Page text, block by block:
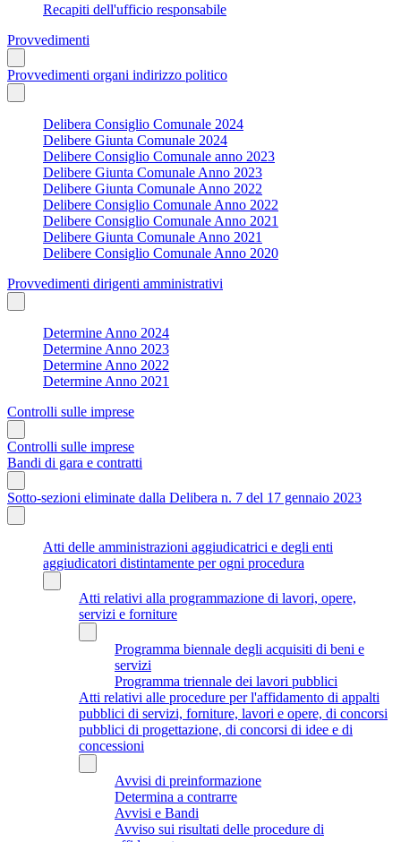
Recapiti dell'ufficio responsabile
Provvedimenti
Provvedimenti organi indirizzo politico
Delibera Consiglio Comunale 2024
Delibere Giunta Comunale 2024
Delibere Consiglio Comunale anno 2023
Delibere Giunta Comunale Anno 2023
Delibere Giunta Comunale Anno 2022
Delibere Consiglio Comunale Anno 2022
Delibere Consiglio Comunale Anno 2021
Delibere Giunta Comunale Anno 2021
Delibere Consiglio Comunale Anno 2020
Provvedimenti dirigenti amministrativi
Determine Anno 2024
Determine Anno 2023
Determine Anno 2022
Determine Anno 2021
Controlli sulle imprese
Controlli sulle imprese
Bandi di gara e contratti
Sotto-sezioni eliminate dalla Delibera n. 7 del 17 gennaio 2023
Atti delle amministrazioni aggiudicatrici e degli enti
aggiudicatori distintamente per ogni procedura
Atti relativi alla programmazione di lavori, opere,
servizi e forniture
Programma biennale degli acquisiti di beni e
servizi
Programma triennale dei lavori pubblici
Atti relativi alle procedure per l'affidamento di appalti
pubblici di servizi, forniture, lavori e opere, di concorsi
pubblici di progettazione, di concorsi di idee e di
concessioni
Avvisi di preinformazione
Determina a contrarre
Avvisi e Bandi
Avviso sui risultati delle procedure di